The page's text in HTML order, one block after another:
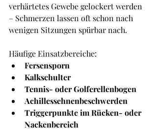
verhärtetes Gewebe gelockert werden
– Schmerzen lassen oft schon nach
wenigen Sitzungen spürbar nach.
Häufige Einsatzbereiche:
Fersensporn
Kalkschulter
Tennis- oder Golferellenbogen
Achillessehnenbeschwerden
Triggerpunkte im Rücken- oder
Nackenbereich